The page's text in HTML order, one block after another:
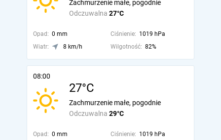
Odczuwalna 27°C
Zachmurzenie małe, pogodnie
Opad: 0 mm Ciśnienie: 1019 hPa
Wiatr:
8 km/h Wilgotność: 82%
08:00
27°C
Odczuwalna 29°C
Zachmurzenie małe, pogodnie
Opad: 0 mm Ciśnienie: 1019 hPa